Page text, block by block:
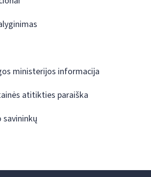
ministerijos informacija
atitikties paraiška